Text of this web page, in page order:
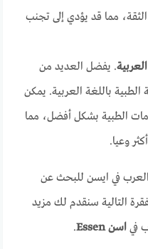
مما قد يؤدي إلى تجنب
. يفضل العديد من
باللغة العربية. يمكن
الطبية بشكل أفضل، مما
وعيا.
في ايسن للبحث عن
التالية سنقدم لك مزيد
فياسن Essen .